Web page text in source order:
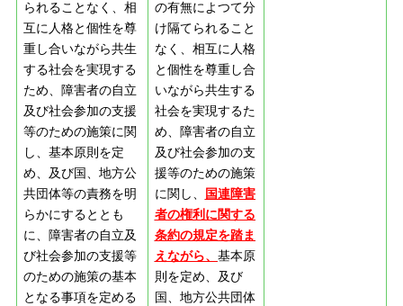
られることなく、相
互に人格と個性を尊
重し合いながら共生
する社会を実現する
ため、障害者の自立
及び社会参加の支援
等のための施策に関
し、基本原則を定
め、及び国、地方公
共団体等の責務を明
らかにするととも
に、障害者の自立及
び社会参加の支援等
のための施策の基本
となる事項を定める
の有無によつて分
け隔てられること
なく、相互に人格
と個性を尊重し合
いながら共生する
社会を実現するた
め、障害者の自立
及び社会参加の支
援等のための施策
に関し、
国連障害
者の権利に関する
条約の規定を踏ま
えながら、 基本原
則を定め、及び
国、地方公共団体